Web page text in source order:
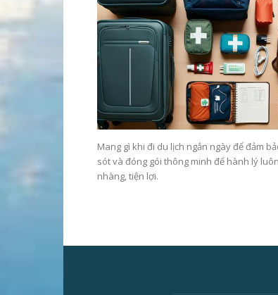
Mang gì khi đi du lịch ngắn ngày để đảm
sót và đóng gói thông minh để hành lý
nhàng, tiện lợi.